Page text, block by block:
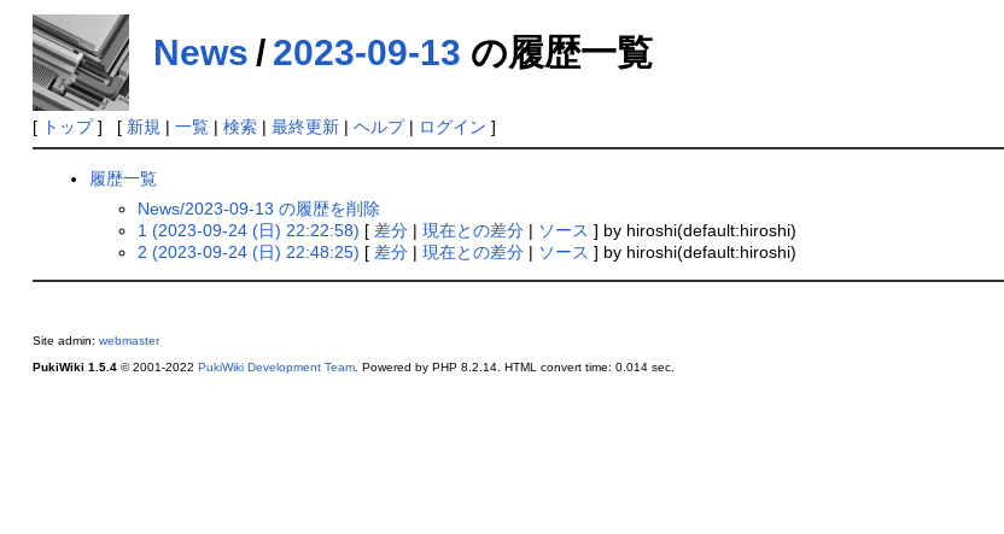
News / 2023-09-13 の履歴一覧
[ トップ] [ 新規 | 一覧| 検索| 最終更新| ヘルプ| ログイン ]
履歴一覧
News/2023-09-13 の履歴を削除
1 (2023-09-24 (日) 22:22:58) [ 差分 |現在との差分 | ソース ] by hiroshi(default:hiroshi)
2 (2023-09-24 (日) 22:48:25) [ 差分 |現在との差分 | ソース ] by hiroshi(default:hiroshi)
Site admin: webmaster
PukiWiki 1.5.4© 2001-2022 PukiWiki Development Team. Powered by PHP 8.2.14. HTML convert time: 0.014 sec.